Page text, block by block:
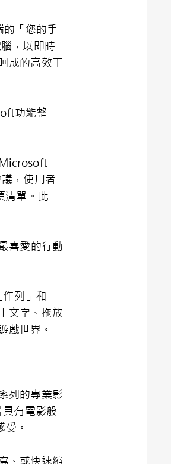
「您的手
，以即時
成的高效工
功能整
，使用者
清單。此
喜愛的行動
列」和
文字、拖放
戲世界。
列的專業影
有電影般
。